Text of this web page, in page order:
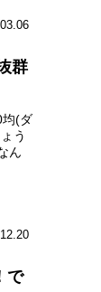
群
均(ダ
う
ん
で